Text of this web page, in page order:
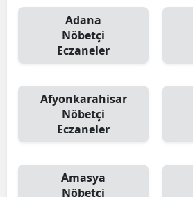
Adana
Nöbetçi
Eczaneler
Afyonkarahisar
Nöbetçi
Eczaneler
Amasya
Nöbetçi